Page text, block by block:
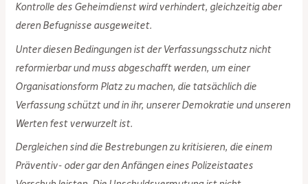
Kontrolle des Geheimdienst wird verhindert, gleichzeitig aber
deren Befugnisse ausgeweitet.
Unter diesen Bedingungen ist der Verfassungsschutz nicht
reformierbar und muss abgeschafft werden, um einer
Organisationsform Platz zu machen, die tatsächlich die
Verfassung schützt und in ihr, unserer Demokratie und unseren
Werten fest verwurzelt ist.
Dergleichen sind die Bestrebungen zu kritisieren, die einem
Präventiv- oder gar den Anfängen eines Polizeistaates